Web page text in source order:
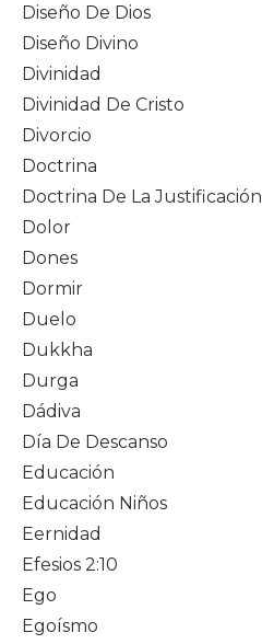
Diseño De Dios
Diseño Divino
Divinidad
Divinidad De Cristo
Divorcio
Doctrina
Doctrina De La Justificación
Dolor
Dones
Dormir
Duelo
Dukkha
Durga
Dádiva
Día De Descanso
Educación
Educación Niños
Eernidad
Efesios 2:10
Ego
Egoísmo